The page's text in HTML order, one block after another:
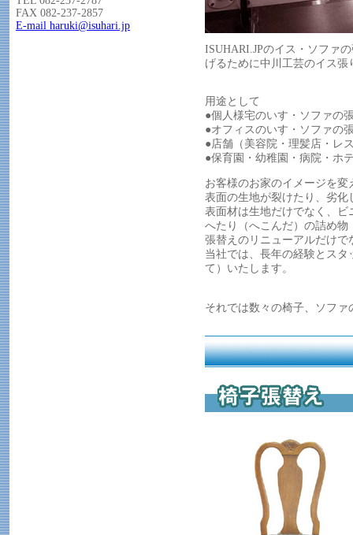
FAX 082-237-2857
E-mail haruki@isuhari.jp
ISUHARI.JPのイス・ソファ
げるために中川工芸のイス張
用途として
●個人様宅のいす・ソファの
●オフィスのいす・ソファの
●店舗（美容院・理髪店・レ
●保育園・幼稚園・病院・ホ
お客様のお家のイメージを
表面の生地が裂けたり、劣
表面材は生地だけでなく、
へたり（へこんだ）の詰め
張替えのリニューアルだけ
当社では、長年の経験とス
て）いたします。
それでは数々の椅子、ソフ